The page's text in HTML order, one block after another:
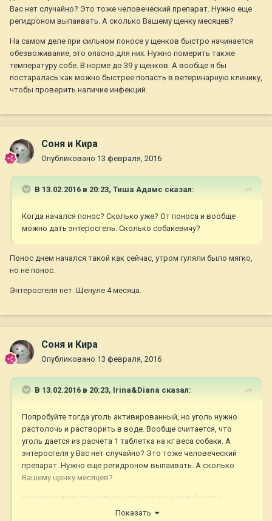
Вас нет случайно? Это тоже человеческий препарат. Нужно еще
регидроном выпаивать. А сколько Вашему щенку месяцев?
На самом деле при сильном поносе у щенков быстро начинается
обезвоживание, это опасно для них. Нужно померить также
температуру собе. В норме до 39 у щенков. А вообще я бы
постаралась как можно быстрее попасть в ветеринарную клинику,
чтобы проверить наличие инфекций.
Соня и Кира
Опубликовано 13 февраля, 2016
В 13.02.2016 в 20:23, Тиша Адамс сказал:
Когда начался понос? Сколько уже? От поноса и вообще
можно дать энтеросгель. Сколько собакевичу?
Понос днем начался такой как сейчас, утром гуляли было мягко,
но не понос.
Энтеросгеля нет. Щенуле 4 месяца.
Соня и Кира
Опубликовано 13 февраля, 2016
В 13.02.2016 в 20:23, Irina&Diana сказал:
Попробуйте тогда уголь активированный, но уголь нужно
растолочь и растворить в воде. Вообще считается, что
уголь дается из расчета 1 таблетка на кг веса собаки. А
энтеросгеля у Вас нет случайно? Это тоже человеческий
препарат. Нужно еще регидроном выпаивать. А сколько
Вашему щенку месяцев?
На самом деле при сильном поносе у щенков быстро
начинается обезвоживание, это опасно для них. Нужно
Показать